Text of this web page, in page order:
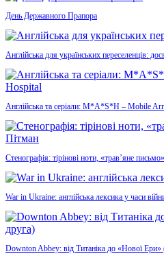
День Державного Прапора
Англійська для українських переселенців:
Англійська та серіали: M*A*S*H – Mobile
Стенографія: тірінові ноти, «трав’яне
War in Ukraine: англійська лексика у часи
Downton Abbey: від Титаніка до «Нової Ери»